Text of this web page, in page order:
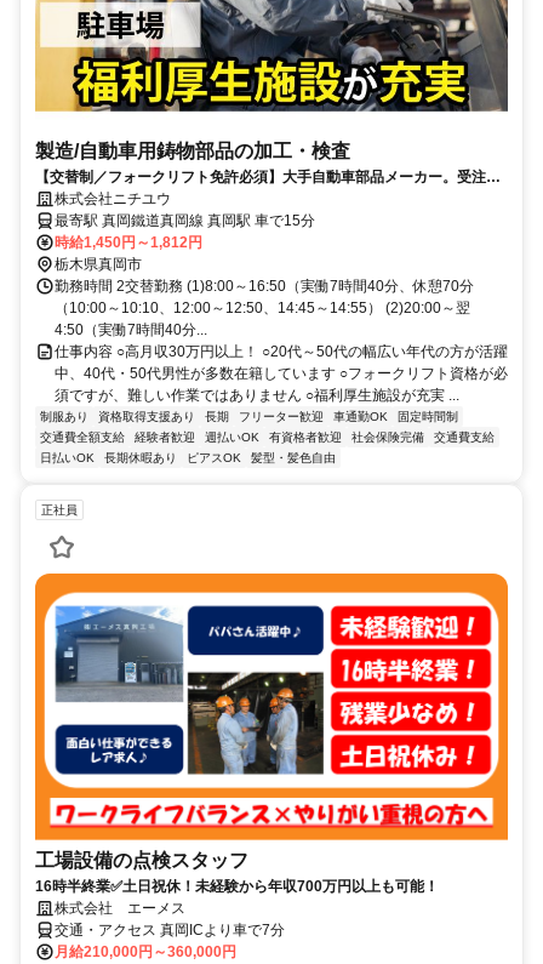
製造/自動車用鋳物部品の加工・検査
【交替制／フォークリフト免許必須】大手自動車部品メーカー。受注安
定しており、長期就業可能です！
株式会社ニチユウ
最寄駅 真岡鐵道真岡線 真岡駅 車で15分
時給1,450円～1,812円
栃木県真岡市
勤務時間 2交替勤務 (1)8:00～16:50（実働7時間40分、休憩70分
（10:00～10:10、12:00～12:50、14:45～14:55） (2)20:00～翌
4:50（実働7時間40分...
仕事内容 ○高月収30万円以上！ ○20代～50代の幅広い年代の方が活躍
中、40代・50代男性が多数在籍しています ○フォークリフト資格が必
須ですが、難しい作業ではありません ○福利厚生施設が充実 ...
制服あり 資格取得支援あり 長期 フリーター歓迎 車通勤OK
固定時間制
交通費全額支給
経験者歓迎 週払いOK 有資格者歓迎 社会保険完備
交通費支給
日払いOK
長期休暇あり ピアスOK 髪型・髪色自由
正社員
工場設備の点検スタッフ
16時半終業✅土日祝休！未経験から年収700万円以上も可能！
株式会社 エーメス
交通・アクセス 真岡ICより車で7分
月給210,000円～360,000円